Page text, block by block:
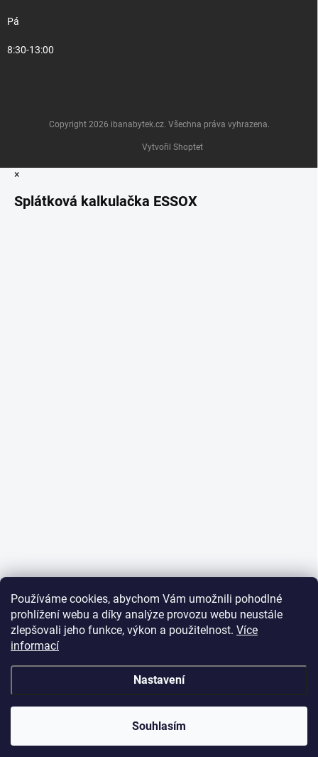
Používáme cookies, abychom Vám umožnili pohodlné
prohlížení webu a díky analýze provozu webu neustále
zlepšovali jeho funkce, výkon a použitelnost. Více
informací
Nastavení
Souhlasím
Pá
8:30-13:00
Vytvořil Shoptet
Copyright 2026 ibanabytek.cz. Všechna práva vyhrazena.
×
Splátková kalkulačka ESSOX